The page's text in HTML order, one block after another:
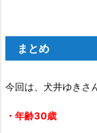
まとめ
今回は、犬井ゆきさ
・年齢30歳